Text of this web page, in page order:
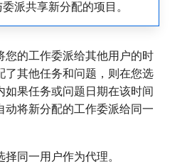
派共享新分配的项目。
您的工作委派给其他用户的时
了其他任务和问题，则在您选
如果任务或问题日期在该时间
动将新分配的工作委派给同一
同一用户作为代理。